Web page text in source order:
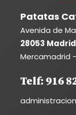
Patatas
Avenida de
28053 Madrid
Mercamadrid
Telf: 916